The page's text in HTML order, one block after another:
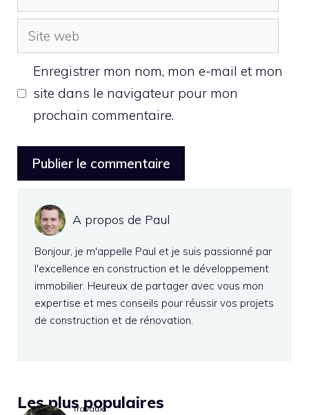
mail
Site
web
Enregistrer mon nom, mon e-mail et mon
site dans le navigateur pour mon
prochain commentaire.
A propos de Paul
Bonjour, je m'appelle Paul et je suis passionné par
l'excellence en construction et le développement
immobilier. Heureux de partager avec vous mon
expertise et mes conseils pour réussir vos projets
de construction et de rénovation.
Les plus populaires
Travaux